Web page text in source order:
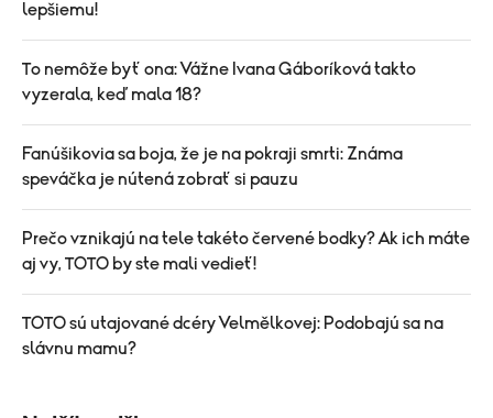
lepšiemu!
To nemôže byť ona: Vážne Ivana Gáboríková takto
vyzerala, keď mala 18?
Fanúšikovia sa boja, že je na pokraji smrti: Známa
speváčka je nútená zobrať si pauzu
Prečo vznikajú na tele takéto červené bodky? Ak ich máte
aj vy, TOTO by ste mali vedieť!
TOTO sú utajované dcéry Velmělkovej: Podobajú sa na
slávnu mamu?